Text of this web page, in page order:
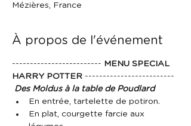
Mézières, France
À propos de l'événement
------------------------- MENU SPECIAL
HARRY POTTER -------------------------
Des Moldus à la table de Poudlard
En entrée, tartelette de potiron.
En plat, courgette farcie aux